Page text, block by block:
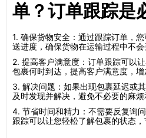
单？订单跟踪是
1. 确保货物安全：通过跟踪订单，
送进度，确保货物在运输过程中不会
2. 提高客户满意度：订单跟踪可以
包裹何时到达，提高客户满意度，增
3. 解决问题：如果出现包裹延迟或
及时发现并解决，避免不必要的麻烦
4. 节省时间和精力：不需要反复询
跟踪可以让您轻松了解包裹的状态，